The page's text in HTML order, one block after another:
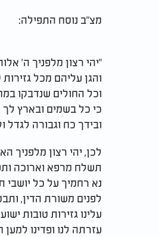
מצ"ב נוסח התפילה:
"יהי רצון מלפניך ה'
והגן עליהם מכל
וכל החולים שנדבקו
כי כל בשמים ובארץ
ובידך כח וגבורה
לכן, יהי רצון מלפניך
תשלח מרפא וארוכה
נא רחמיך על כל
לפנים משורת הדין,
עלינו גזירות טובות
עזרתה לנו ופדינו למען